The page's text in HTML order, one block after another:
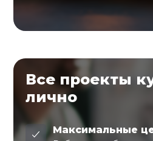
Все проекты
лично
Максимальные